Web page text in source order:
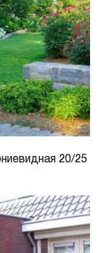
20/25